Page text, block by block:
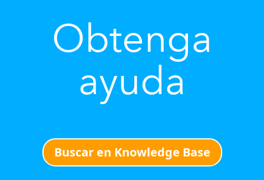
Obtenga
ayuda
Buscar en Knowledge Base